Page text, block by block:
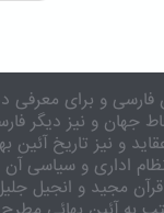
و برای معرفی
جهان و نیز دیگر
نیز تاریخ آئین
اداری و سیاسی
مجید و انجیل